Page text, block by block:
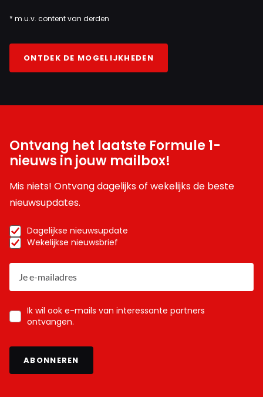
* m.u.v. content van derden
ONTDEK DE MOGELIJKHEDEN
Ontvang het laatste Formule 1-
nieuws in jouw mailbox!
Mis niets! Ontvang dagelijks of wekelijks de beste
nieuwsupdates.
Dagelijkse nieuwsupdate
Wekelijkse nieuwsbrief
Ik wil ook e-mails van interessante partners
ontvangen.
ABONNEREN